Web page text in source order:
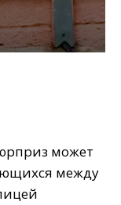
может
между